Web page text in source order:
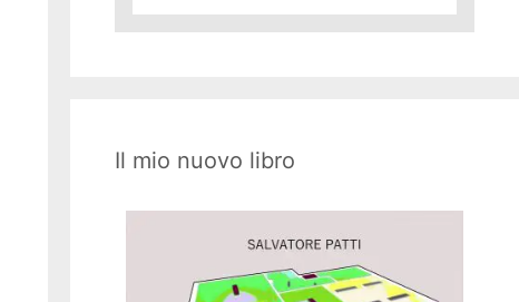
Il mio nuovo libro